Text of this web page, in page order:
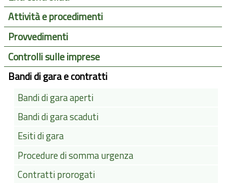
Attività e procedimenti
Provvedimenti
Controlli sulle imprese
Bandi di gara e contratti
Bandi di gara aperti
Bandi di gara scaduti
Esiti di gara
Procedure di somma urgenza
Contratti prorogati